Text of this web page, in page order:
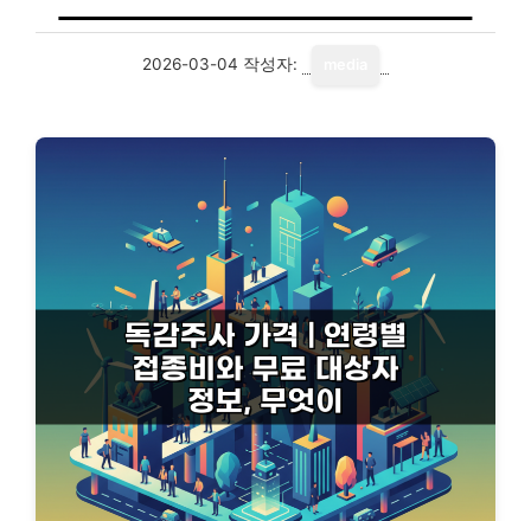
2026-03-04 작성자: